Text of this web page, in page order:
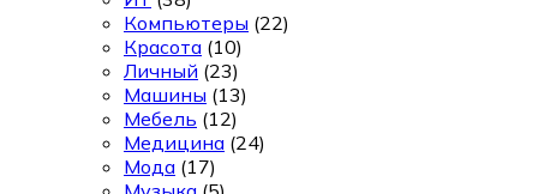
Компьютеры (22)
Красота (10)
Личный (23)
Машины (13)
Мебель (12)
Медицина (24)
Мода (17)